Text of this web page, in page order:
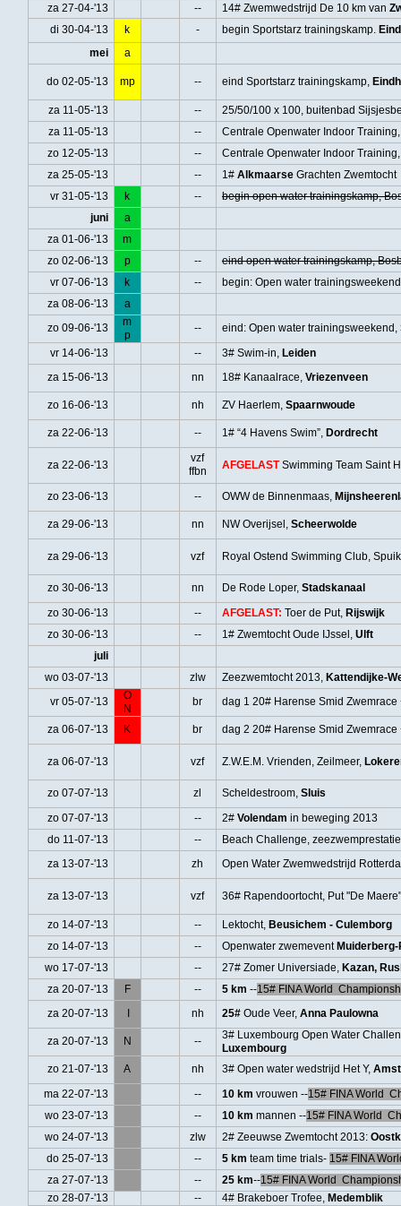
za 27-04-'13
-- 14# Zwemwedstrijd De 10 km van
di 30-04-'13
k - begin Sportstarz trainingskamp.
mei
a
do 02-05-'13 mp -- eind Sportstarz trainingskamp,
za 11-05-'13 --
25/50/100 x 100, buitenbad
za 11-05-'13
--
Centrale Openwater Indoor
zo 12-05-'13
--
Centrale Openwater Indoor
za 25-05-'13
-- 1# AlkmaarseGrachten Zwemtocht
vr 31-05-'13
k --
begin open water trainingskamp,
juni
a
za 01-06-'13
m
zo 02-06-'13
p --
eind open water trainingskamp,
vr 07-06-'13
k --
begin: Open water
za 08-06-'13
a
zo 09-06-'13
m
p
-- eind: Open water trainingsweekend,
vr 14-06-'13
-- 3# Swim-in,Leiden
za 15-06-'13
nn 18# Kanaalrace, Vriezenveen
zo 16-06-'13 nh ZV Haerlem, Spaarnwoude
za 22-06-'13 -- 1# “4 Havens Swim”, Dordrecht
za 22-06-'13
vzf
ffbn
AFGELASTSwimming Team Saint
zo 23-06-'13 -- OWW de Binnenmaas,
za 29-06-'13 nn NW Overijsel, Scheerwolde
za 29-06-'13 vzf Royal Ostend Swimming Club,
zo 30-06-'13 nn De Rode Loper, Stadskanaal
zo 30-06-'13
-- AFGELAST: Toer de Put,Rijswijk
zo 30-06-'13
-- 1# Zwemtocht Oude IJssel, Ulft
juli
wo 03-07-'13
zlw Zeezwemtocht 2013, Kattendijke-
vr 05-07-'13
O
N
br dag 1 20# Harense Smid
za 06-07-'13 K br dag 2 20# Harense Smid
za 06-07-'13 vzf Z.W.E.M. Vrienden, Zeilmeer,
zo 07-07-'13 zl Scheldestroom, Sluis
zo 07-07-'13
-- 2# Volendam in beweging 2013
do 11-07-'13
--
Beach Challenge,
za 13-07-'13
zh Open Water Zwemwedstrijd
za 13-07-'13 vzf 36# Rapendoortocht, Put "De
zo 14-07-'13 -- Lektocht, Beusichem - Culemborg
zo 14-07-'13
-- Openwater zwemeventMuiderberg-
wo 17-07-'13
-- 27# Zomer Universiade, Kazan,
za 20-07-'13
F -- 5 km --15# FINA World
za 20-07-'13
I nh 25# Oude Veer, Anna Paulowna
za 20-07-'13 N --
3# Luxembourg Open Water
Luxembourg
zo 21-07-'13
A nh 3# Open water wedstrijd Het Y,
ma 22-07-'13
-- 10 km vrouwen --15# FINA World
wo 23-07-'13
-- 10 km mannen --15# FINA World
wo 24-07-'13
zlw 2# Zeeuwse Zwemtocht 2013:
do 25-07-'13
-- 5 km team time trials- 15# FINA
za 27-07-'13
-- 25 km--15# FINA World
zo 28-07-'13
-- 4# Brakeboer Trofee, Medemblik